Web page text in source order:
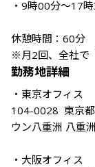
・9時00分〜17
休憩時間：60分
※月2回、全社で
勤務地詳細
・東京オフィス
104-0028  東京
ウン八重洲 八重
・大阪オフィス